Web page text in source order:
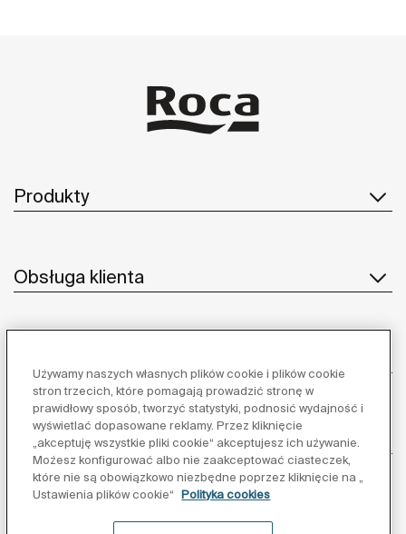
Produkty
Obsługa klienta
Inspiracja
Obserwuj nas:
Używamy naszych własnych plików cookie i plików cookie
stron trzecich, które pomagają prowadzić stronę w
prawidłowy sposób, tworzyć statystyki, podnosić wydajność i
wyświetlać dopasowane reklamy. Przez kliknięcie
„akceptuję wszystkie pliki cookie“ akceptujesz ich używanie.
Możesz konfigurować albo nie zaakceptować ciasteczek,
które nie są obowiązkowo niezbędne poprzez kliknięcie na „
Ustawienia plików cookie“
Polityka cookies